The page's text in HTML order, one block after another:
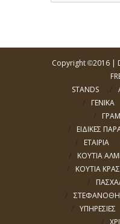
Copyright ©2016 |
STANDS
ΓΕΝΙΚΑ
ΕΙΔΙΚΕΣ
ΕΤΑΙΡΙΑ
ΚΟΥΤΙΑ
ΚΟΥΤΙΑ
ΥΠΗΡΕΣΙΕΣ